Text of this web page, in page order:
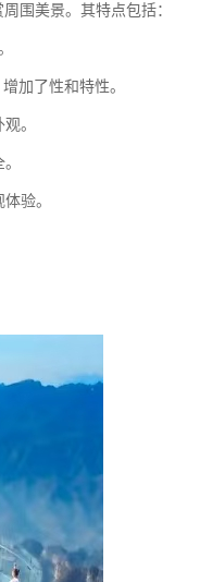
围美景。其特点包括：
加了性和特性。
。
验。